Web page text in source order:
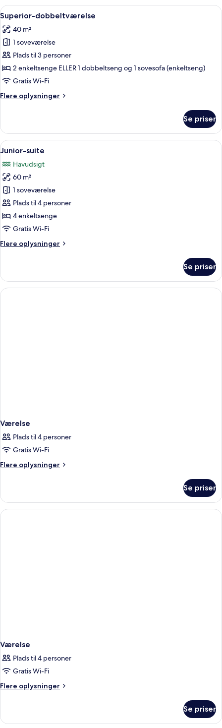
enkeltsenge
havudsigt
Indlæs
alle
billeder
af
Superior-
dobbeltværelse
Et hotelværelse med en seng, et
5
Superior-dobbeltværelse
40 m²
1 soveværelse
Plads til 3 personer
2 enkeltsenge ELLER 1 dobbeltseng og 1 sovesofa (enkeltseng)
Gratis Wi-Fi
Flere oplysninger
Flere
dobbeltværelse
Se priser
Indlæs
alle
billeder
af
Junior-
suite
Et hotelværelse med en seng, et
5
Junior-suite
Havudsigt
60 m²
1 soveværelse
Plads til 4 personer
4 enkeltsenge
Gratis Wi-Fi
Flere oplysninger
Flere
suite
Se priser
Værelse
Plads til 4 personer
Gratis Wi-Fi
Flere oplysninger
Flere
Se priser
Værelse
Plads til 4 personer
Gratis Wi-Fi
Flere oplysninger
Flere
Se priser